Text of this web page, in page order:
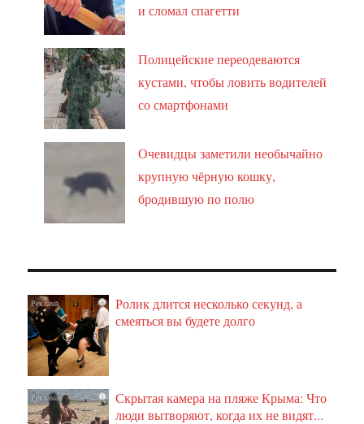
и сломал спагетти
Полицейские переодеваются
кустами, чтобы ловить водителей
со смартфонами
Очевидцы заметили необычайно
крупную чёрную кошку,
бродившую по полю
i
Ролик длится несколько секунд, а
смеяться вы будете долго
i
Скрытая камера на пляже Крыма: Что
люди вытворяют, когда их не видят...